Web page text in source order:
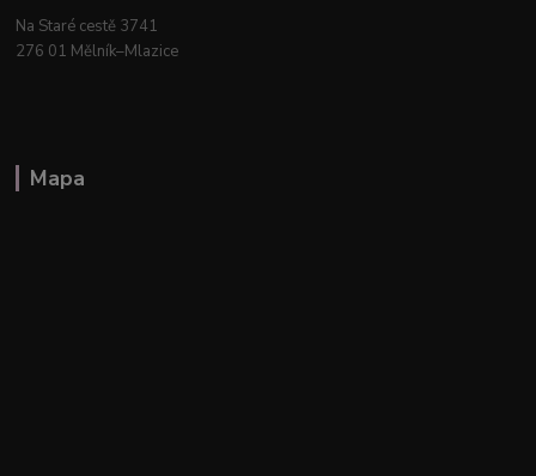
Na Staré cestě 3741
276 01 Mělník–Mlazice
Mapa